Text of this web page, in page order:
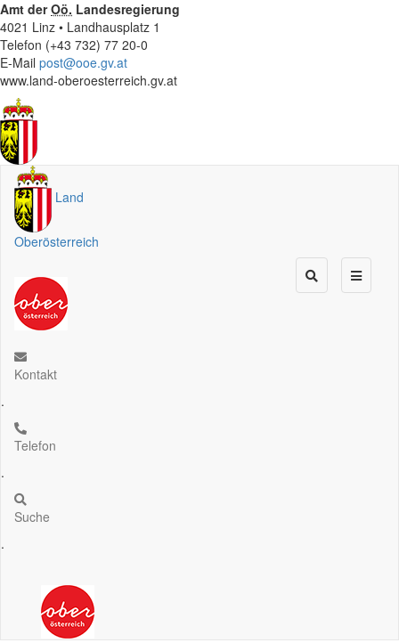
Amt derOö. Landesregierung
4021 Linz • Landhausplatz 1
Telefon (+43 732) 77 20-0
E-Mail post@ooe.gv.at
www.land-oberoesterreich.gv.at
Land
Oberösterreich
Kontakt
.
Telefon
.
Suche
.